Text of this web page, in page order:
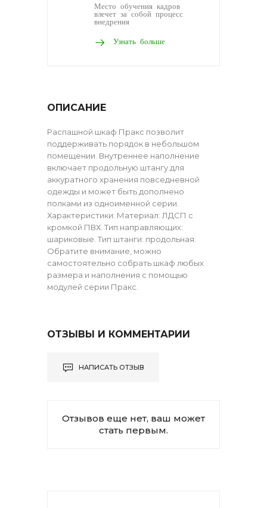
Место обучения кадров
влечет за собой процесс
внедрения
Узнать больше
ОПИСАНИЕ
Распашной шкаф Пракс позволит
поддерживать порядок в небольшом
помещении. Внутреннее наполнение
включает продольную штангу для
аккуратного хранения повседневной
одежды и может быть дополнено
полками из одноименной серии.
Характеристики: Материал: ЛДСП с
кромкой ПВХ. Тип направляющих:
шариковые. Тип штанги: продольная.
Обратите внимание, можно
самостоятельно собрать шкаф любых
размера и наполнения с помощью
модулей серии Пракс.
ОТЗЫВЫ И КОММЕНТАРИИ
НАПИСАТЬ ОТЗЫВ
Отзывов еще нет, ваш может
стать первым.